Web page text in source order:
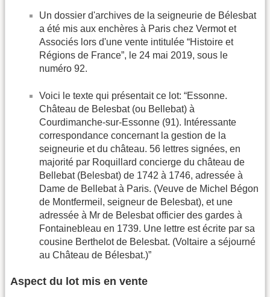
Un dossier d'archives de la seigneurie de Bélesbat
a été mis aux enchères à Paris chez Vermot et
Associés lors d'une vente intitulée “Histoire et
Régions de France”, le 24 mai 2019, sous le
numéro 92.
Voici le texte qui présentait ce lot: “Essonne.
Château de Belesbat (ou Bellebat) à
Courdimanche-sur-Essonne (91). Intéressante
correspondance concernant la gestion de la
seigneurie et du château. 56 lettres signées, en
majorité par Roquillard concierge du château de
Bellebat (Belesbat) de 1742 à 1746, adressée à
Dame de Bellebat à Paris. (Veuve de Michel Bégon
de Montfermeil, seigneur de Belesbat), et une
adressée à Mr de Belesbat officier des gardes à
Fontainebleau en 1739. Une lettre est écrite par sa
cousine Berthelot de Belesbat. (Voltaire a séjourné
au Château de Bélesbat.)”
Aspect du lot mis en vente